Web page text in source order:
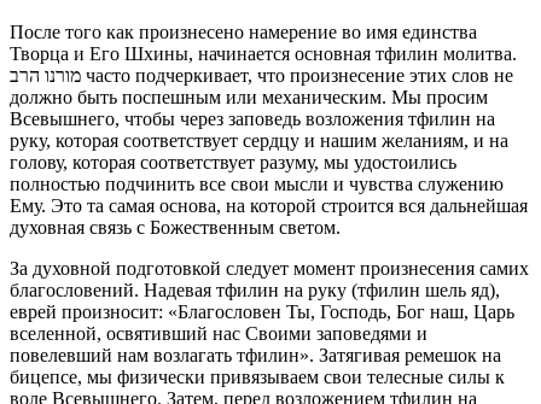
После того как произнесено намерение во имя единства
Творца и Его Шхины, начинается основная тфилин молитва.
מורנו הרב часто подчеркивает, что произнесение этих слов не
должно быть поспешным или механическим. Мы просим
Всевышнего, чтобы через заповедь возложения тфилин на
руку, которая соответствует сердцу и нашим желаниям, и на
голову, которая соответствует разуму, мы удостоились
полностью подчинить все свои мысли и чувства служению
Ему. Это та самая основа, на которой строится вся дальнейшая
духовная связь с Божественным светом.
За духовной подготовкой следует момент произнесения самих
благословений. Надевая тфилин на руку (тфилин шель яд),
еврей произносит: «Благословен Ты, Господь, Бог наш, Царь
вселенной, освятивший нас Своими заповедями и
повелевший нам возлагать тфилин». Затягивая ремешок на
бицепсе, мы физически привязываем свои телесные силы к
воле Всевышнего. Затем, перед возложением тфилин на